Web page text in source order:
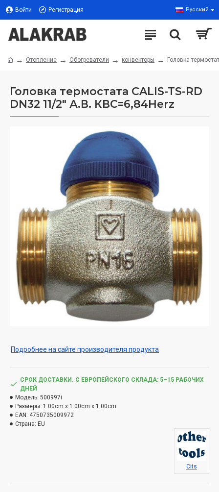
Войти Регистрация Русский
Отопление Обогреватели конвекторы Головка
Головка термостата CALIS-TS-RD
DN32 11/2" А.В. КВС=6,84Herz
Подробнее на сайте производителя продукта
СРОК ДОСТАВКИ. С ЕВРОПЕЙСКОГО СКЛАДА: 5–15 РАБОЧИХ
ДНЕЙ
Модель: 500997i
Размеры: 1.00cm x 1.00cm x 1.00cm
EAN: 4750735009972
Страна: EU
Cits